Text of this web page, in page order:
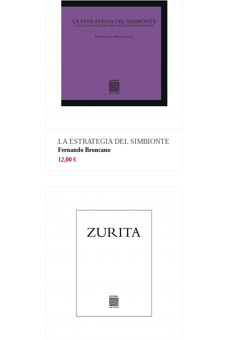
LA ESTRATEGIA DEL SIMBIONTE
Fernando Broncano
12,00 €